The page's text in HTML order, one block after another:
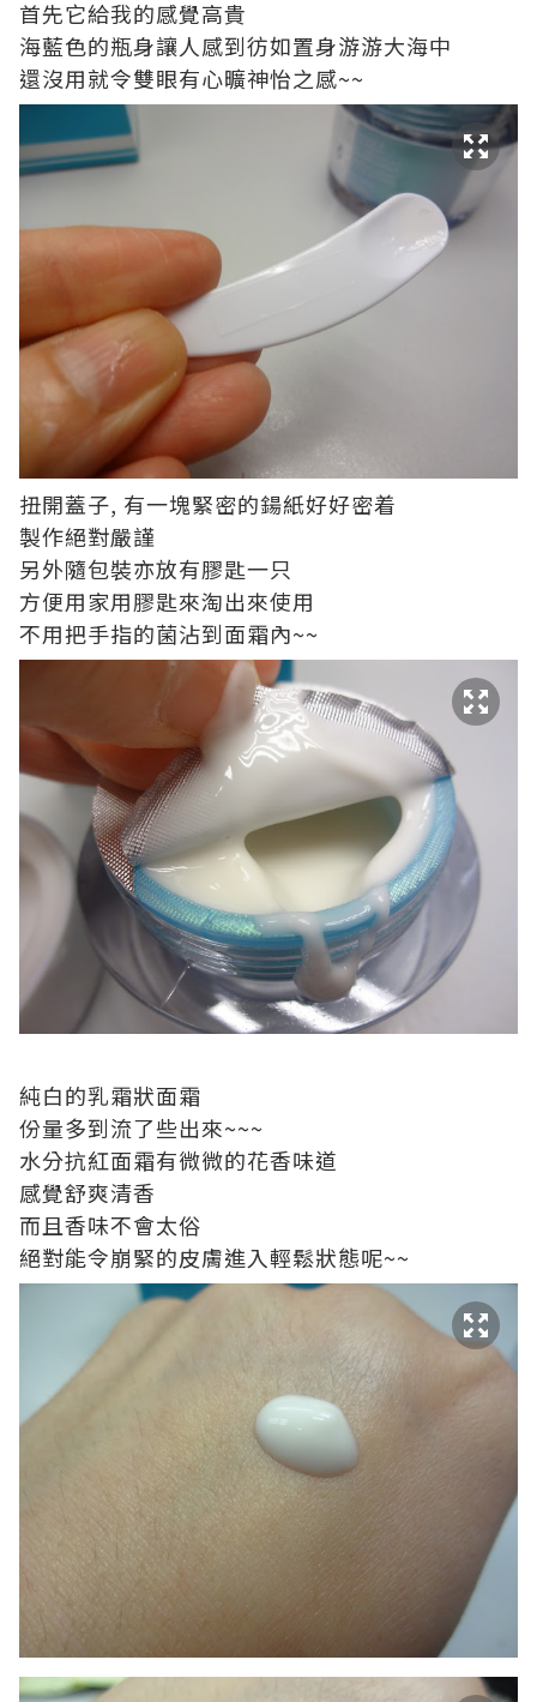
首先它給我的感覺高貴
海藍色的瓶身讓人感到彷如置身游游大海中
還沒用就令雙眼有心曠神怡之感~~
扭開蓋子, 有一塊緊密的鍚紙好好密着
製作絕對嚴謹
另外隨包裝亦放有膠匙一只
方便用家用膠匙來淘出來使用
不用把手指的菌沾到面霜內~~
純白的乳霜狀面霜
份量多到流了些出來~~~
水分抗紅面霜有微微的花香味道
感覺舒爽清香
而且香味不會太俗
絕對能令崩緊的皮膚進入輕鬆狀態呢~~